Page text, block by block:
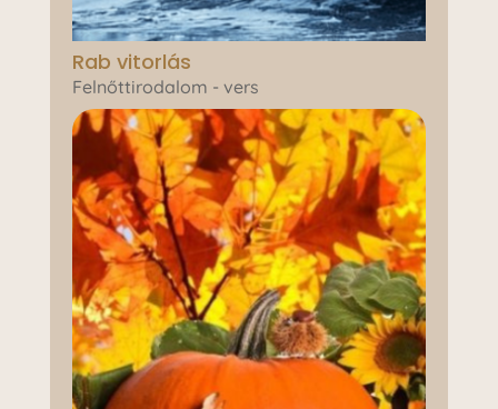
Rab vitorlás
Felnőttirodalom - vers